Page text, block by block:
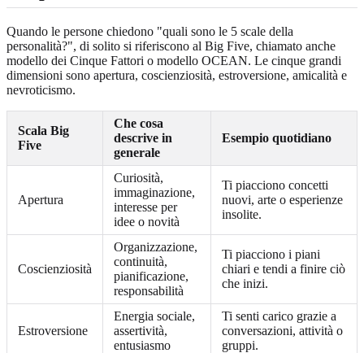
Quando le persone chiedono "quali sono le 5 scale della
personalità?", di solito si riferiscono al Big Five, chiamato anche
modello dei Cinque Fattori o modello OCEAN. Le cinque grandi
dimensioni sono apertura, coscienziosità, estroversione, amicalità e
nevroticismo.
Scala Big
Five
Che cosa
descrive in
generale
Esempio quotidiano
Apertura
Curiosità,
immaginazione,
interesse per
idee o novità
Ti piacciono concetti
nuovi, arte o esperienze
insolite.
Coscienziosità
Organizzazione,
continuità,
pianificazione,
responsabilità
Ti piacciono i piani
chiari e tendi a finire ciò
che inizi.
Estroversione
Energia sociale,
assertività,
entusiasmo
Ti senti carico grazie a
conversazioni, attività o
gruppi.